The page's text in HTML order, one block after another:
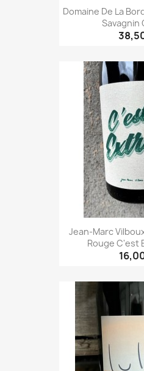
Domaine De La
Savagnin
Jean-Marc
Rouge C'est